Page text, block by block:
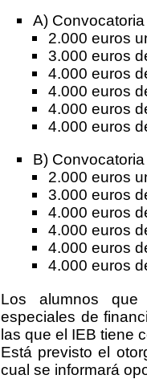
A)
2.000 euros
3.000 euros
4.000 euros
4.000 euros
4.000 euros
4.000 euros
B)
2.000 euros
3.000 euros
4.000 euros
4.000 euros
4.000 euros
4.000 euros
Los alumnos que
especiales de
las que el IEB tiene
Está previsto el
cual se informará